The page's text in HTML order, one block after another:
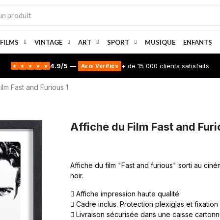
VINTAGE ART SPORT MUSIQUE ENFANTS
★ ★ ★ ★ ★ 4.9/5 — Avis Vérifiés + de 15 000 clients satisfaits
Fast and Furious 1
Affiche du Film Fast and
Affiche du film "Fast and furious" sorti au
noir.
Affiche impression haute qualité
Cadre inclus. Protection plexiglas et
Livraison sécurisée dans une caisse